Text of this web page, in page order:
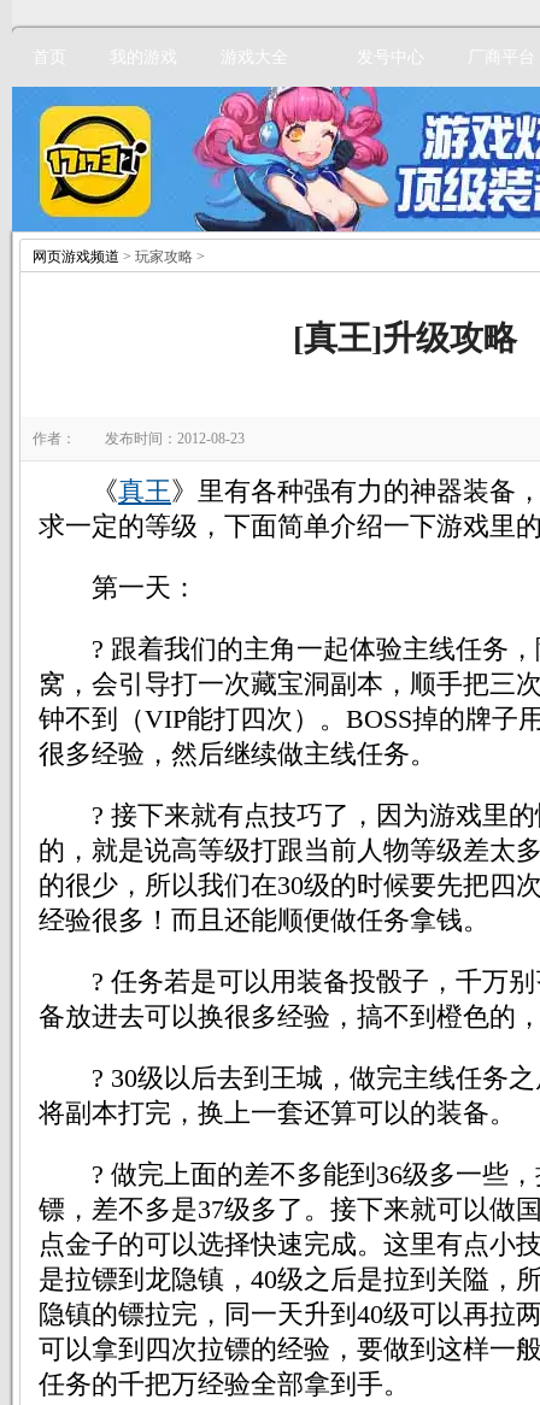
首页 我的游戏 游戏大全 发号中心 厂商平台
网页游戏频道 > 玩家攻略 >
[真王]升级攻略
作者： 发布时间：2012-08-23
《真王》里有各种强有力的神器装备
求一定的等级，下面简单介绍一下游戏里
第一天：
? 跟着我们的主角一起体验主线任务，
窝，会引导打一次藏宝洞副本，顺手把三
钟不到（VIP能打四次）。BOSS掉的牌子
很多经验，然后继续做主线任务。
? 接下来就有点技巧了，因为游戏里的
的，就是说高等级打跟当前人物等级差太
的很少，所以我们在30级的时候要先把四
经验很多！而且还能顺便做任务拿钱。
? 任务若是可以用装备投骰子，千万别
备放进去可以换很多经验，搞不到橙色的
? 30级以后去到王城，做完主线任务之
将副本打完，换上一套还算可以的装备。
? 做完上面的差不多能到36级多一些，
镖，差不多是37级多了。接下来就可以做
点金子的可以选择快速完成。这里有点小
是拉镖到龙隐镇，40级之后是拉到关隘，
隐镇的镖拉完，同一天升到40级可以再拉
可以拿到四次拉镖的经验，要做到这样一
任务的千把万经验全部拿到手。
立即注册